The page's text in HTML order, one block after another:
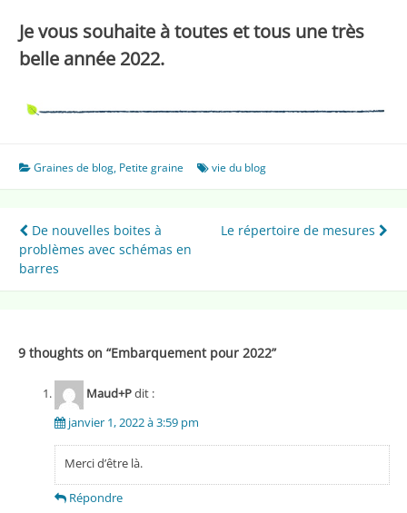
Je vous souhaite à toutes et tous une très
belle année 2022.
Graines de blog, Petite graine vie du blog
Navigation
de
l’article
De nouvelles boites à
problèmes avec schémas en
barres
Le répertoire de mesures
9 thoughts on “Embarquement pour 2022”
Maud+Pdit :
janvier 1, 2022 à 3:59 pm
Merci d’être là.
Répondre